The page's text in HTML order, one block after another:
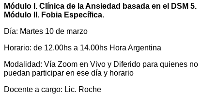
Módulo I. Clínica de la Ansiedad basada en el DSM 5.
Módulo II. Fobia Específica.
Día: Martes 10 de marzo
Horario: de 12.00hs a 14.00hs Hora Argentina
Modalidad: Vía Zoom en Vivo y Diferido para quienes no
puedan participar en ese día y horario
Docente a cargo: Lic. Roche